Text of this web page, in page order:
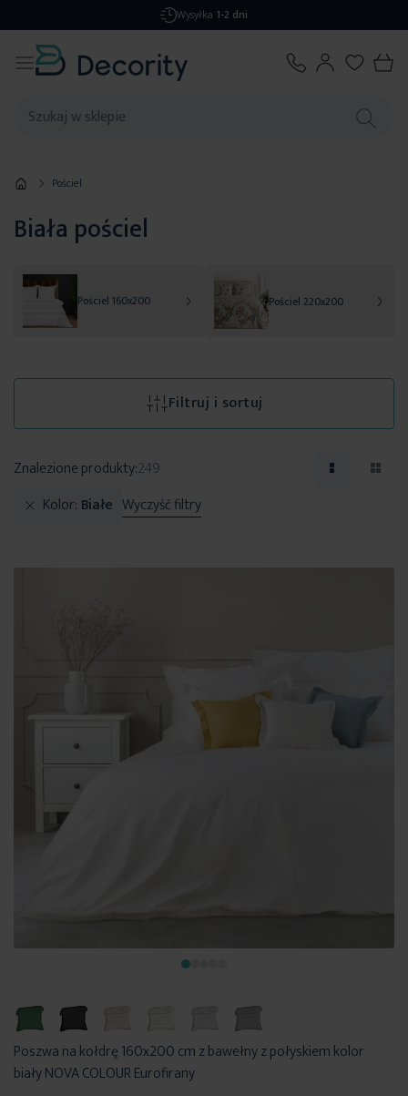
Darmowa dostawaod 299,99 zł
Pościel
Biała pościel
Pościel 160x200 Pościel 220x200
Filtruj i sortuj
Znalezione produkty:249
Kolor Białe Wyczyść filtry
Poszwa na kołdrę 160x200 cm z bawełny z połyskiem kolor
biały NOVA COLOUR Eurofirany